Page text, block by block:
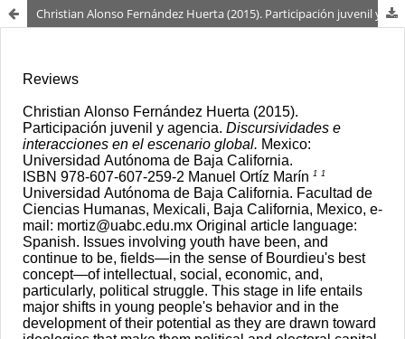
Christian Alonso Fernández Huerta (2015). Participación juvenil y agencia. Discursividades e interacciones en el escenario global. México: Universidad Autónoma de Baja California. ISBN 978-607-607-259-2